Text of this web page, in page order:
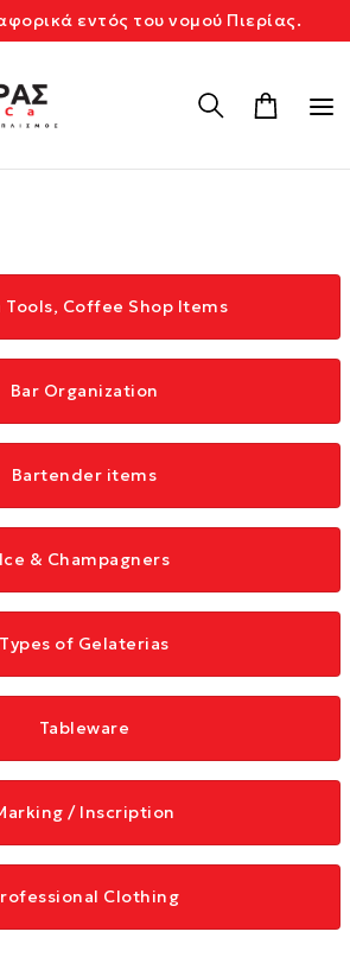
εντός του νομού Πιερίας.
Tools, Coffee Shop Items
Bar Organization
Bartender items
Ice & Champagners
Types of Gelaterias
Tableware
/ Inscription
Clothing